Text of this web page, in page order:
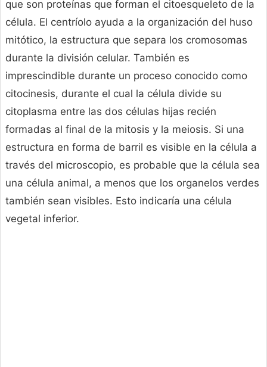
que son proteínas que forman el citoesqueleto de la
célula. El centríolo ayuda a la organización del huso
mitótico, la estructura que separa los cromosomas
durante la división celular. También es
imprescindible durante un proceso conocido como
citocinesis, durante el cual la célula divide su
citoplasma entre las dos células hijas recién
formadas al final de la mitosis y la meiosis. Si una
estructura en forma de barril es visible en la célula a
través del microscopio, es probable que la célula sea
una célula animal, a menos que los organelos verdes
también sean visibles. Esto indicaría una célula
vegetal inferior.